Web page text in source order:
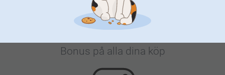
Bonus på alla dina köp